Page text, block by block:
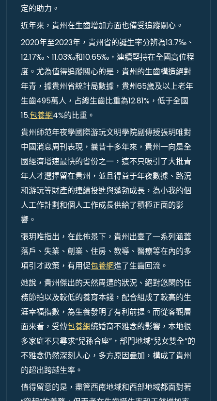
定的助力。
近年來，貴州在生齒增加方面也備受追蹤關心。
2020年至2023年，貴州省的誕生率分辨為13.7‰、
12.17‰、11.03‰和10.65‰，連續堅持在全國高位程
度。尤為值得追蹤關心的是，貴州的生齒構造絕對
年青，據貴州省統計局數據，貴州65歲及以上老年
生齒495萬人，占總生齒比重為12.81%，低于全國
15.包養網4%的比重。
貴州師范年夜學國際游玩文明學院副傳授張玥唯對
中國消息周刊表現，曩昔十多年來，貴州一向是全
國經濟增速最快的省份之一，這不只吸引了大批青
年人才選擇留在貴州，並且得益于年夜數據、路況
和游玩等財產的連續投進與蓬勃成長，為小我的個
人工作計劃和個人工作成長供給了積極正面的影
響。
張玥唯指出，在此佈景下，貴州出臺了一系列涵蓋
落戶、失業、創業、住房、教導、醫療等在內的多
項引才政策，有用促包養網進了生齒回流。
她說，貴州傑出的天然周遭的狀況、絕對悠閑的任
務節拍以及較低的養育本錢，配合組成了較高的生
涯幸福指數，為生養發明了有利前提。而從客觀層
面來看，受傳包養網統婚育不雅念的影響，本地很
多家庭不只尋求“兒孫合座”，部門地域“兒女雙全”的
不雅念仍然深刻人心，多方原因疊加，構成了貴州
的超出跨越生率。
值得留意的是，盡管西南地域和西部地域都面對著